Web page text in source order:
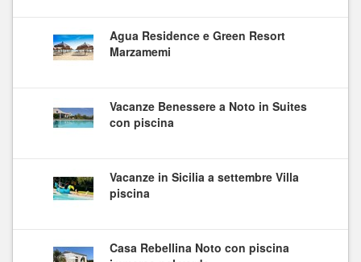
Agua Residence e Green Resort
Marzamemi
Vacanze Benessere a Noto in Suites
con piscina
Vacanze in Sicilia a settembre Villa
piscina
Casa Rebellina Noto con piscina